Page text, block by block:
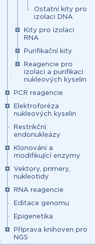
Ostatní kity pro
izolaci DNA
Kity pro izolaci
RNA
Purifikační kity
Reagencie pro
izolaci a purifikaci
nukleových kyselin
PCR reagencie
Elektroforéza
nukleových kyselin
Restrikční
endonukleázy
Klonování a
modifikující enzymy
Vektory, primery,
nukleotidy
RNA reagencie
Editace genomu
Epigenetika
Příprava knihoven pro
NGS